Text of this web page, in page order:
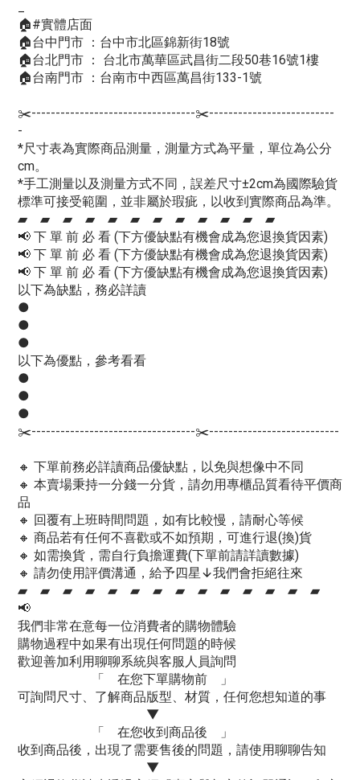
🏠#實體店面
🏠台中門市 ：台中市北區錦新街18號
🏠台北門市 ： 台北市萬華區武昌街二段50巷16號1樓
🏠台南門市 ：台南市中西區萬昌街133-1號
✂️----------------------------------✂️--------------------------
-
*尺寸表為實際商品測量，測量方式為平量，單位為公分
cm。
*手工測量以及測量方式不同，誤差尺寸±2cm為國際驗貨
標準可接受範圍，並非屬於瑕疵，以收到實際商品為準。
▰ ▰ ▰ ▰ ▰ ▰ ▰ ▰ ▰ ▰ ▰ ▰
📢 下 單 前 必 看 (下方優缺點有機會成為您退換貨因素)
📢 下 單 前 必 看 (下方優缺點有機會成為您退換貨因素)
📢 下 單 前 必 看 (下方優缺點有機會成為您退換貨因素)
以下為缺點，務必詳讀
●
●
●
以下為優點，參考看看
●
●
●
✂️----------------------------------✂️---------------------------
🔸 下單前務必詳讀商品優缺點，以免與想像中不同
🔸 本賣場秉持一分錢一分貨，請勿用專櫃品質看待平價商
品
🔸 回覆有上班時間問題，如有比較慢，請耐心等候
🔸 商品若有任何不喜歡或不如預期，可進行退(換)貨
🔸 如需換貨，需自行負擔運費(下單前請詳讀數據)
🔸 請勿使用評價溝通，給予四星↓我們會拒絕往來
▰ ▰ ▰ ▰ ▰ ▰ ▰ ▰ ▰ ▰ ▰ ▰ ▰ ▰
📢
我們非常在意每一位消費者的購物體驗
購物過程中如果有出現任何問題的時候
歡迎善加利用聊聊系統與客服人員詢問
「 在您下單購物前 」
可詢問尺寸、了解商品版型、材質，任何您想知道的事
▼
「 在您收到商品後 」
收到商品後，出現了需要售後的問題，請使用聊聊告知
▼